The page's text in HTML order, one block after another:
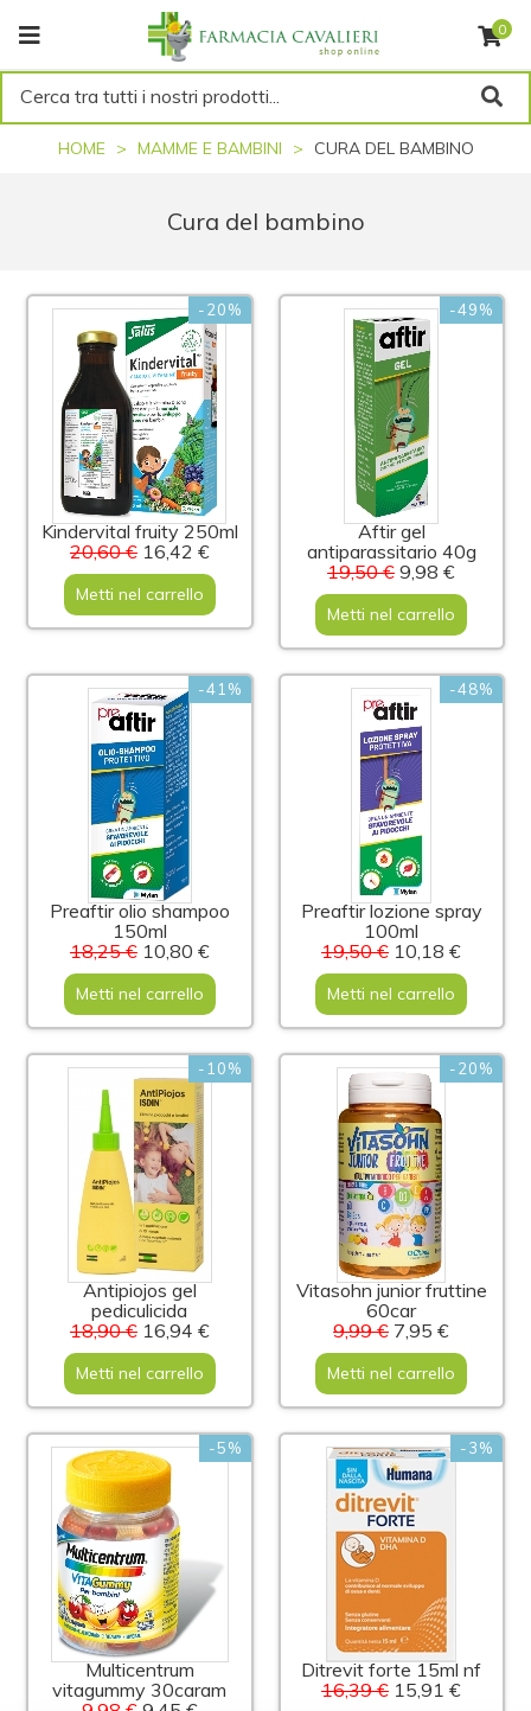
0
Cerca tra tutti i nostri prodotti...
HOME MAMME E BAMBINI CURA DEL BAMBINO
Cura del bambino
-20%
Kindervital fruity 250ml
20,60 €16,42 €
Metti nel carrello
-49%
Aftir gel
antiparassitario 40g
19,50 € 9,98 €
Metti nel carrello
-41%
Preaftir olio shampoo
150ml
18,25 €10,80 €
Metti nel carrello
-48%
Preaftir lozione spray
100ml
19,50 € 10,18 €
Metti nel carrello
-10%
Antipiojos gel
pediculicida
18,90 €16,94 €
Metti nel carrello
-20%
Vitasohn junior fruttine
60car
9,99 € 7,95 €
Metti nel carrello
-5%
Multicentrum
vitagummy 30caram
-3%
Ditrevit forte 15ml nf
16,39 € 15,91 €